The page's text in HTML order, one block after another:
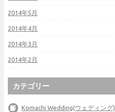
2014年5月
2014年4月
2014年3月
2014年2月
カテゴリー
Komachi Wedding(ウェディング)